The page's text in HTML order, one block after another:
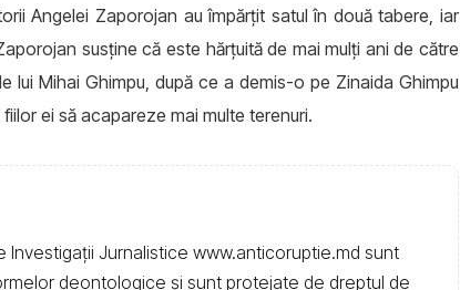
Angelei Zaporojan au împărțit satul în două tabere, iar
susține că este hărțuită de mai mulți ani de către
lui Mihai Ghimpu, după ce a demis-o pe Zinaida Ghimpu
ei să acapareze mai multe terenuri.
Investigații Jurnalistice www.anticoruptie.md sunt
deontologice și sunt protejate de dreptul de